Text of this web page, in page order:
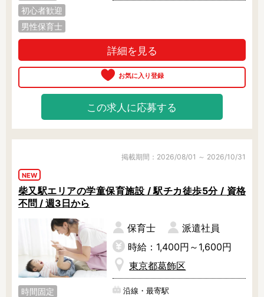
初心者歓迎
男性保育士
詳細を見る
この求人に応募する
掲載期間：2026/08/01 ～ 2026/10/31
NEW
柴又駅エリアの学童保育施設 / 駅チカ徒歩5分 / 資格
不問 / 週3日から
時間固定
保育士
派遣社員
時給：1,400円～1,600円
東京都葛飾区
沿線・最寄駅
フリーワード検索